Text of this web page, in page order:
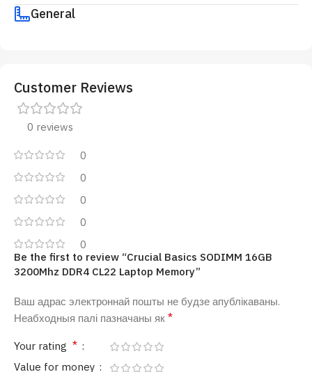
General
Customer Reviews
0 reviews
0
0
0
0
0
Be the first to review “Crucial Basics SODIMM 16GB
3200Mhz DDR4 CL22 Laptop Memory”
Ваш адрас электроннай пошты не будзе апублікаваны.
Неабходныя палі пазначаны як*
Your rating *
Value for money